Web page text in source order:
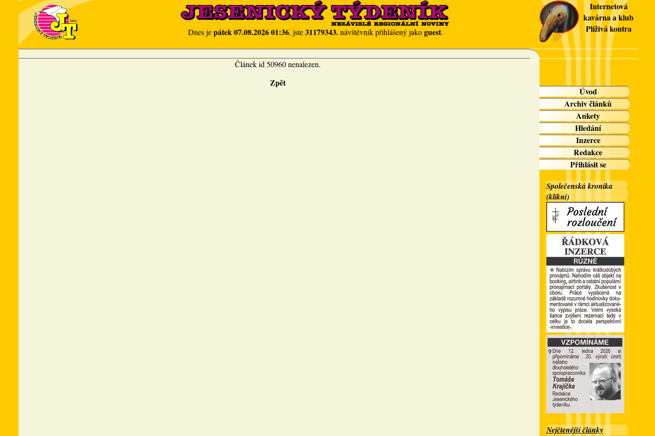
Dnes jepátek 07.08.2026 01:36, jste31179343.návštěvník přihlášený jakoguest.
Internetová
kavárna a klub
Plíživá kontra
Článek id 50960 nenalezen.
Zpět
Úvod
Archiv článků
Ankety
Hledání
Inzerce
Redakce
Přihlásit se
Společenská kronika
(klikni)
Nejčtenější články